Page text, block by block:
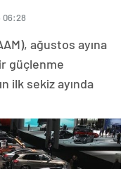
06:28
ağustos ayına
güçlenme
ilk sekiz ayında